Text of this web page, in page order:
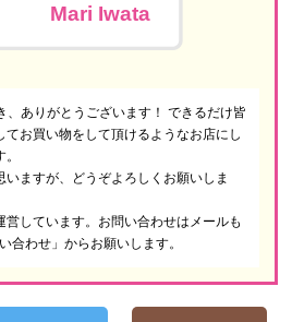
Mari Iwata
ありがとうございます！ できるだけ皆
お買い物をして頂けるようなお店にし
ますが、どうぞよろしくお願いしま
しています。お問い合わせはメールも
合わせ」からお願いします。